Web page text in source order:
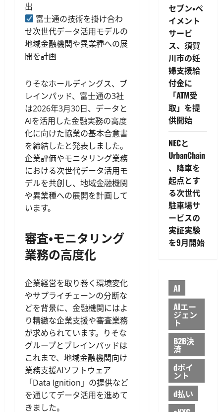
出
富士通の技術を掛け合わ
せ次世代データ活用モデルの
地域金融機関や異業種への展
開を計画
りそなホールディングス、ブ
レインパッド、富士通の3社
は2026年3月30日、データと
AIを活用した金融実務の高度
化に向けた協業の基本合意書
を締結したと発表しました。
企業評価やモニタリング業務
における次世代データ活用モ
デルを共創し、地域金融機関
や異業種への展開を計画して
います。
審査・モニタリング
業務の高度化
企業経営を取り巻く環境変化
やサプライチェーンの分断な
どを背景に、金融機関にはよ
り精緻な企業支援や審査業務
が求められています。りそな
グループとブレインパッドは
これまで、地域金融機関向け
業務支援AIソフトウェア
「Data Ignition」の提供など
を通じてデータ活用を進めて
きました。
セブン・ペ
イメント
サービ
ス、須賀
川市の妊
婦支援給
付金に
「ATM受
取」を提
供開始
NECと
UrbanChain
、降車を
起点とす
る次世代
駐車場サ
ービスの
実証実験
を9月開始
AI
AIエー
ジェン
ト
B2B決
済
dポイ
ント
d払い